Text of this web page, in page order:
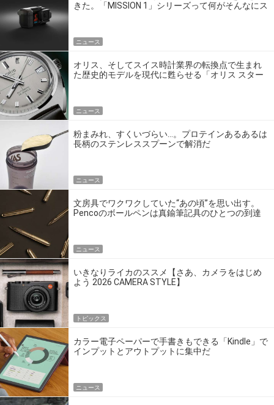
きた。「MISSION 1」シリーズって何がそんなにス
ニュース
オリス、そしてスイス時計業界の転換点で生まれ
た歴史的モデルを現代に甦らせる「オリス スター
ニュース
粉まみれ、すくいづらい…。プロテインあるあるは
長柄のステンレススプーンで解消だ
ニュース
文房具でワクワクしていた“あの頃”を思い出す。
Pencoのボールペンは真鍮筆記具のひとつの到達
ニュース
いきなりライカのススメ【さあ、カメラをはじめ
よう 2026 CAMERA STYLE】
トピックス
カラー電子ペーパーで手書きもできる「Kindle」で
インプットとアウトプットに集中だ
ニュース